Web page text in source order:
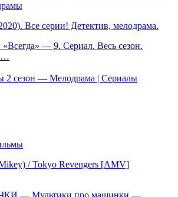
Все серии! Детектив, мелодрама.
«Всегда» — 9. Сериал. Весь сезон.
2 сезон — Мелодрама | Сериалы
/ Tokyo Revengers [AMV]
— Мультики про машинки —